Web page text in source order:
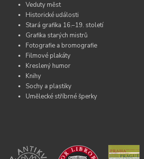
Veduty měst
Historické události
Stará grafika 16.–19. století
Grafika starých mistrů
Fotografie a bromografie
Filmové plakáty
Kreslený humor
Knihy
Sochy a plastiky
Umělecké stříbrné šperky